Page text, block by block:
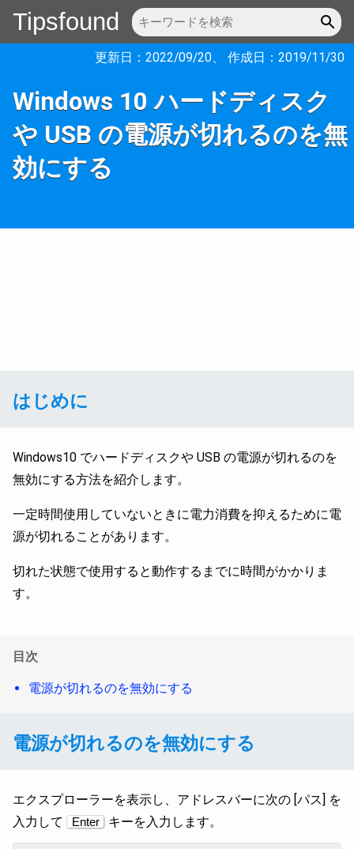
Tipsfound
更新日： 2022/09/20、 作成日： 2019/11/30
Windows 10 ハードディスク
や USB の電源が切れるのを無
効にする
はじめに
Windows10 でハードディスクや USB の電源が切れるのを
無効にする方法を紹介します。
一定時間使用していないときに電力消費を抑えるために電
源が切れることがあります。
切れた状態で使用すると動作するまでに時間がかかりま
す。
目次
電源が切れるのを無効にする
電源が切れるのを無効にする
エクスプローラーを表示し、アドレスバーに次の [パス] を
入力して
Enter キーを入力します。